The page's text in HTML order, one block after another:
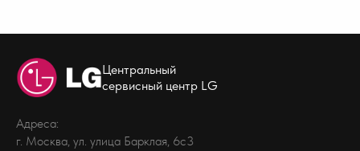
Центральный
сервисный центр LG
Адреса:
г. Москва, ул. улица Барклая, 6с3